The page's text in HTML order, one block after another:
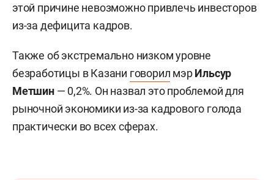
этой причине невозможно привлечь инвесторов
из-за дефицита кадров.
Также об экстремально низком уровне
безработицы в Казани говорил мэрИльсур
Метшин— 0,2%. Он назвал это проблемой для
рыночной экономики из-за кадрового голода
практически во всех сферах.